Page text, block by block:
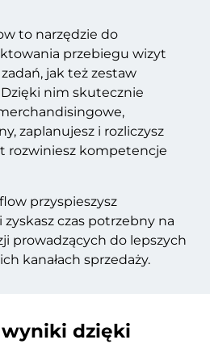
to narzędzie do
przebiegu wizyt
jak też zestaw
nim skutecznie
zaplanujesz i rozliczysz
rozwiniesz kompetencje
przyspieszysz
czas potrzebny na
prowadzących do lepszych
kanałach sprzedaży.
wyniki dzięki